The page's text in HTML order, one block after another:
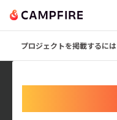
プロジェクトを掲載するには